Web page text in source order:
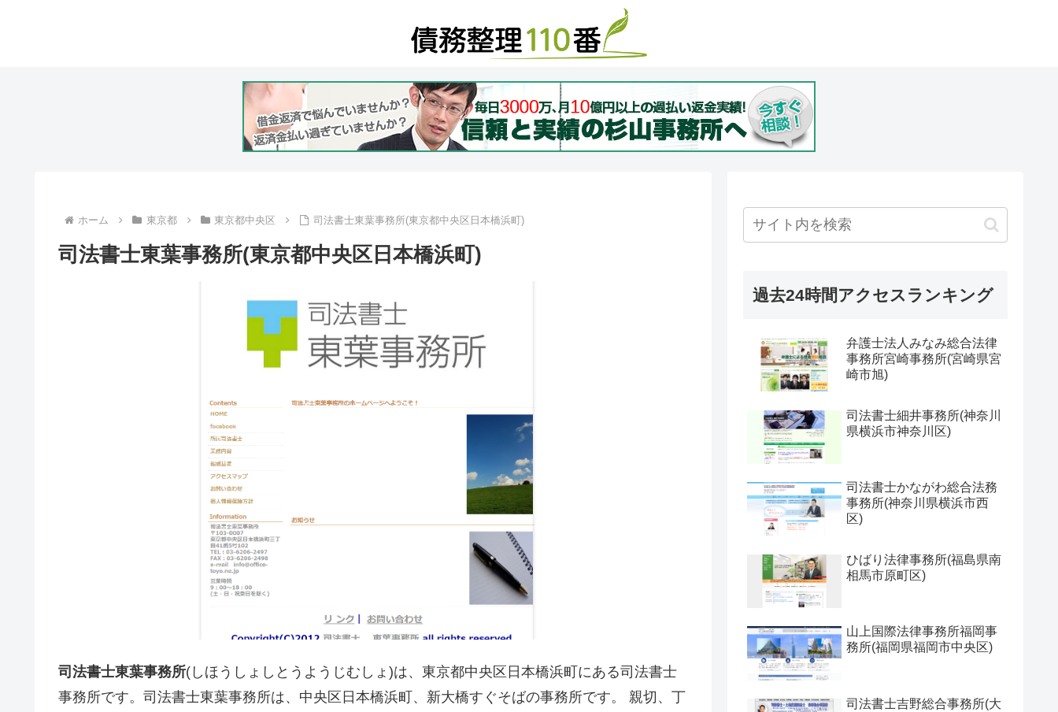
ホーム 東京都 東京都中央区 司法書士東葉事務所(東京都中央区日本橋浜町)
司法書士東葉事務所(東京都中央区日本橋浜町)
司法書士東葉事務所(しほうしょしとうようじむしょ)は、東京都中央区日本橋浜町にある司法書士
事務所です。司法書士東葉事務所は、中央区日本橋浜町、新大橋すぐそばの事務所です。 親切、丁
過去24時間アクセスランキング
弁護士法人みなみ総合法律
事務所宮崎事務所(宮崎県宮
崎市旭)
司法書士細井事務所(神奈川
県横浜市神奈川区)
司法書士かながわ総合法務
事務所(神奈川県横浜市西
区)
ひばり法律事務所(福島県南
相馬市原町区)
山上国際法律事務所福岡事
務所(福岡県福岡市中央区)
司法書士吉野総合事務所(大